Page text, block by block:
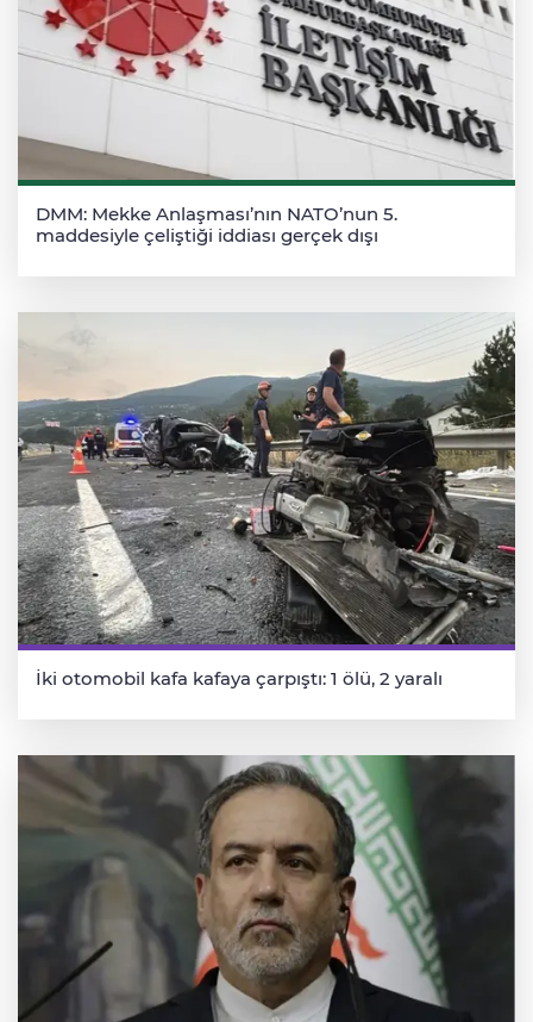
DMM: Mekke Anlaşması’nın NATO’nun 5.
maddesiyle çeliştiği iddiası gerçek dışı
İki otomobil kafa kafaya çarpıştı: 1 ölü, 2 yaralı